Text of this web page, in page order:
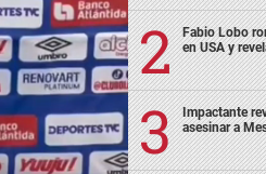
Fabio Lobo
en USA y
Impactante
asesinar a